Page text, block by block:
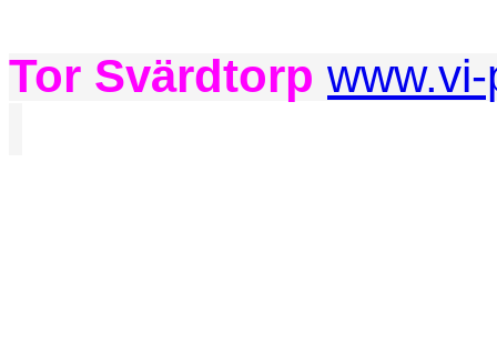
Tor Svärdtorp